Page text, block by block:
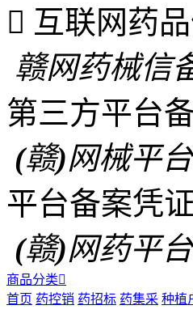
 互联网药
赣网药械信
第三方平台
(赣)网械平
平台备案凭证
(赣)网药平
商品分类
首页 药控销 药招标 药集采 种植